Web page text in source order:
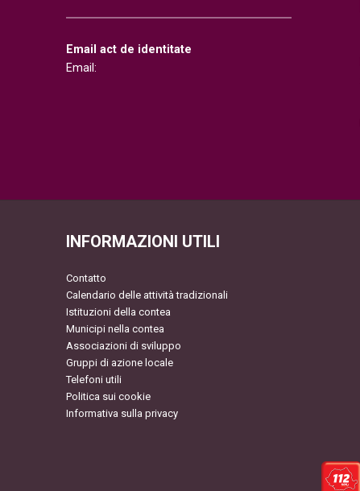
Email act de identitate
Email:
INFORMAZIONI UTILI
Contatto
Calendario delle attività tradizionali
Istituzioni della contea
Municipi nella contea
Associazioni di sviluppo
Gruppi di azione locale
Telefoni utili
Politica sui cookie
Informativa sulla privacy